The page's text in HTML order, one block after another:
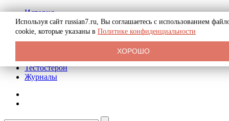
История
Биография
Криминал
Реклама на сайте
Тестостерон
Журналы
Используя сайт russian7.ru, Вы соглашаетесь с использованием
cookie, которые указаны в Политике конфиденциальности
ХОРОШО